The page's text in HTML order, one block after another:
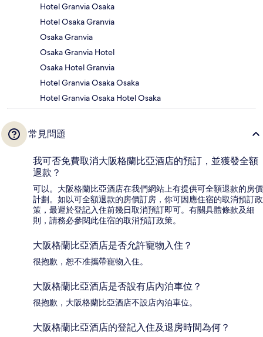
Hotel Granvia Osaka
Hotel Osaka Granvia
Osaka Granvia
Osaka Granvia Hotel
Osaka Hotel Granvia
Hotel Granvia Osaka Osaka
Hotel Granvia Osaka Hotel Osaka
常見問題
我可否免費取消大阪格蘭比亞酒店的預訂，並獲發全額
退款？
可以。大阪格蘭比亞酒店在我們網站上有提供可全額退款的房價
計劃。如以可全額退款的房價訂房，你可因應住宿的取消預訂政
策，最遲於登記入住前幾日取消預訂即可。有關具體條款及細
則，請務必參閱此住宿的取消預訂政策。
大阪格蘭比亞酒店是否允許寵物入住？
很抱歉，恕不准攜帶寵物入住。
大阪格蘭比亞酒店是否設有店內泊車位？
很抱歉，大阪格蘭比亞酒店不設店內泊車位。
大阪格蘭比亞酒店的登記入住及退房時間為何？